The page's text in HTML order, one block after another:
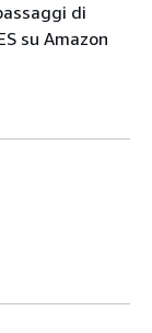
di
su Amazon